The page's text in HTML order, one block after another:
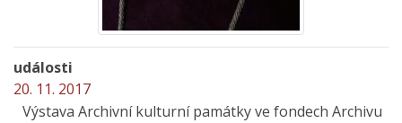
události
20. 11. 2017
Výstava Archivní kulturní památky ve fondech Archivu